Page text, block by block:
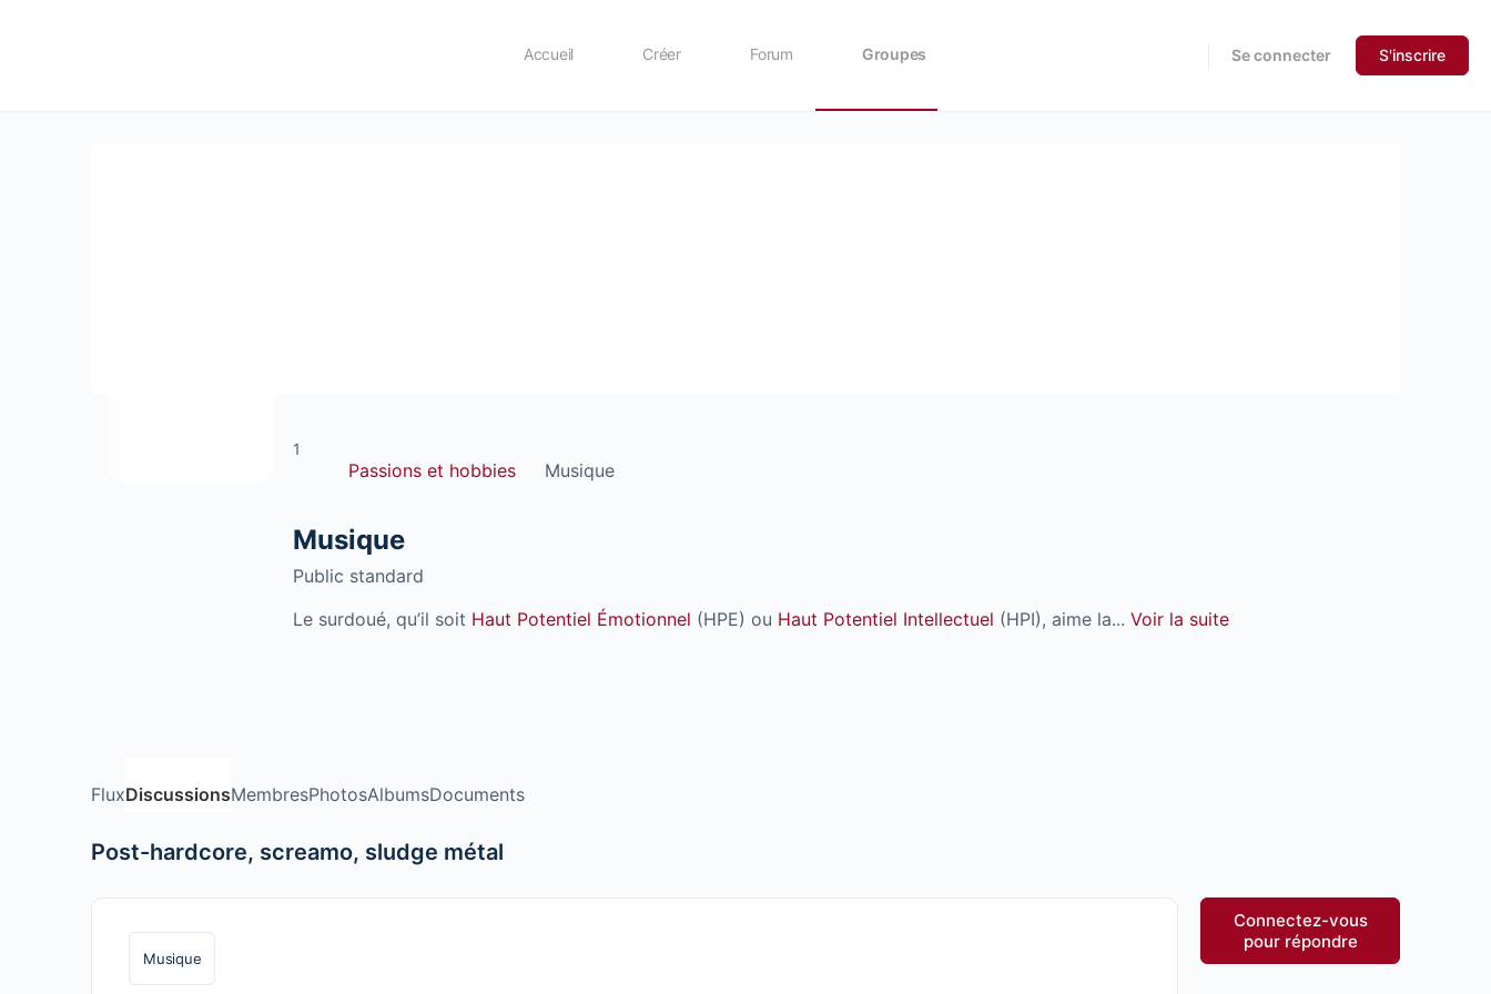
Accueil Créer Forum Groupes Se connecter S'inscrire
1
Passions et hobbies Musique
Musique
Public standard
Le surdoué, qu’il soit Haut Potentiel Émotionnel (HPE) ou Haut Potentiel Intellectuel (HPI), aime la... Voir la suite